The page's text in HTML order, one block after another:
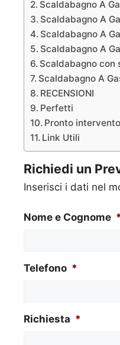
Scaldabagno A
Scaldabagno A
Scaldabagno A
Scaldabagno A
Scaldabagno con
Scaldabagno A
RECENSIONI
Perfetti
Pronto
Link Utili
Richiedi un
Inserisci i dati nel
Nome e Cognome *
Telefono *
Richiesta *